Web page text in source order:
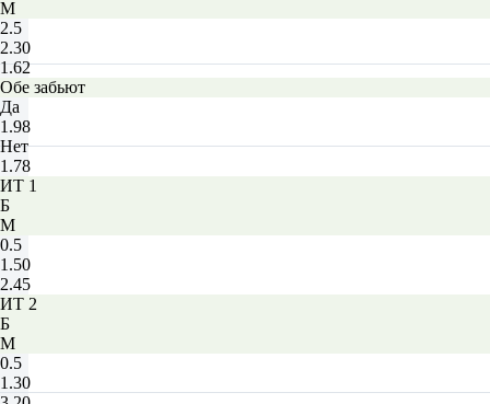
М
2.5
2.30
1.62
Обе забьют
Да
1.98
Нет
1.78
ИТ 1
Б
М
0.5
1.50
2.45
ИТ 2
Б
М
0.5
1.30